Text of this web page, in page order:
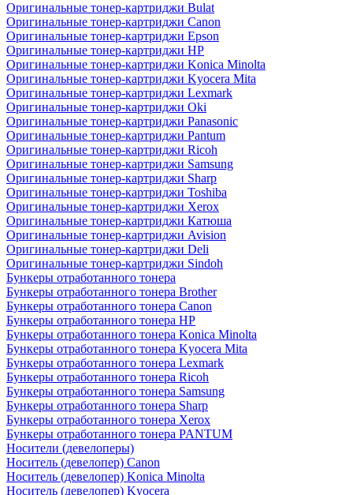
Оригинальные тонер-картриджи Bulat
Оригинальные тонер-картриджи Canon
Оригинальные тонер-картриджи Epson
Оригинальные тонер-картриджи HP
Оригинальные тонер-картриджи Konica Minolta
Оригинальные тонер-картриджи Kyocera Mita
Оригинальные тонер-картриджи Lexmark
Оригинальные тонер-картриджи Oki
Оригинальные тонер-картриджи Panasonic
Оригинальные тонер-картриджи Pantum
Оригинальные тонер-картриджи Ricoh
Оригинальные тонер-картриджи Samsung
Оригинальные тонер-картриджи Sharp
Оригинальные тонер-картриджи Toshiba
Оригинальные тонер-картриджи Xerox
Оригинальные тонер-картриджи Катюша
Оригинальные тонер-картриджи Avision
Оригинальные тонер-картриджи Deli
Оригинальные тонер-картриджи Sindoh
Бункеры отработанного тонера
Бункеры отработанного тонера Brother
Бункеры отработанного тонера Canon
Бункеры отработанного тонера HP
Бункеры отработанного тонера Konica Minolta
Бункеры отработанного тонера Kyocera Mita
Бункеры отработанного тонера Lexmark
Бункеры отработанного тонера Ricoh
Бункеры отработанного тонера Samsung
Бункеры отработанного тонера Sharp
Бункеры отработанного тонера Xerox
Бункеры отработанного тонера PANTUM
Носители (девелоперы)
Носитель (девелопер) Canon
Носитель (девелопер) Konica Minolta
Носитель (девелопер) Kyocera